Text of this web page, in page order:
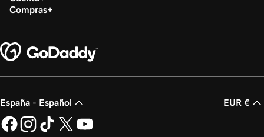
Compras
España - Español EUR €